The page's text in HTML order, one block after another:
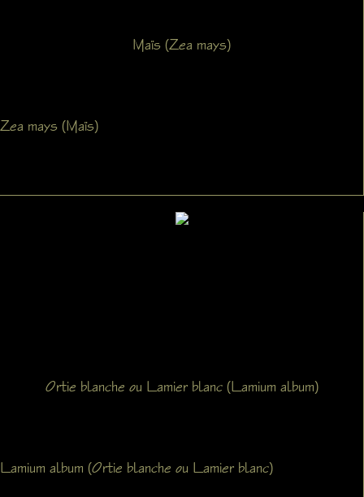
Maïs (Zea mays)
Zea mays (Maïs)
Ortie blanche ou Lamier blanc (Lamium album)
Lamium album (Ortie blanche ou Lamier blanc)